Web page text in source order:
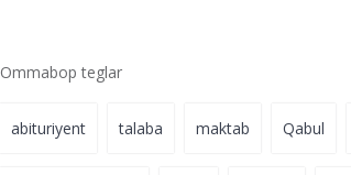
Ommabop teglar
abituriyent talaba maktab Qabul